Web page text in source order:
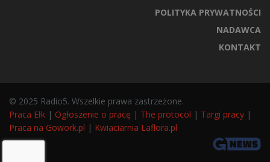
POLITYKA PRYWATNOŚCI
NADAWCA
KONTAKT
© 2025 Radio5. Wszelkie prawa zastrzeżone.
Praca Ełk | Ogłoszenie o pracę | The protocol | Targi pracy |
Praca na Gowork.pl | Kwiaciarnia Laflora.pl